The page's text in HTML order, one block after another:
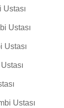
Ustası
Ustası
Ustası
Ustası